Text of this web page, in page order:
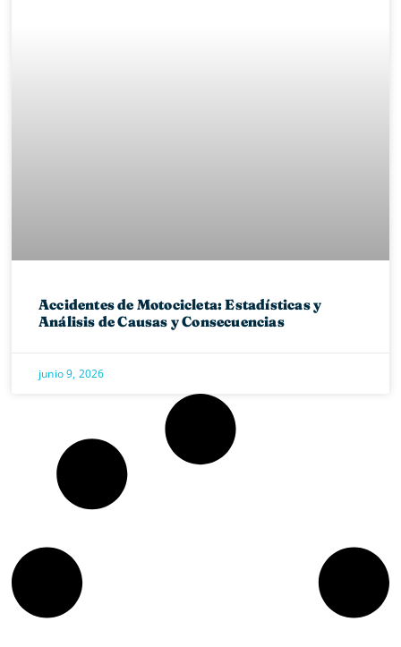
Accidentes de Motocicleta: Estadísticas y
Análisis de Causas y Consecuencias
junio 9, 2026